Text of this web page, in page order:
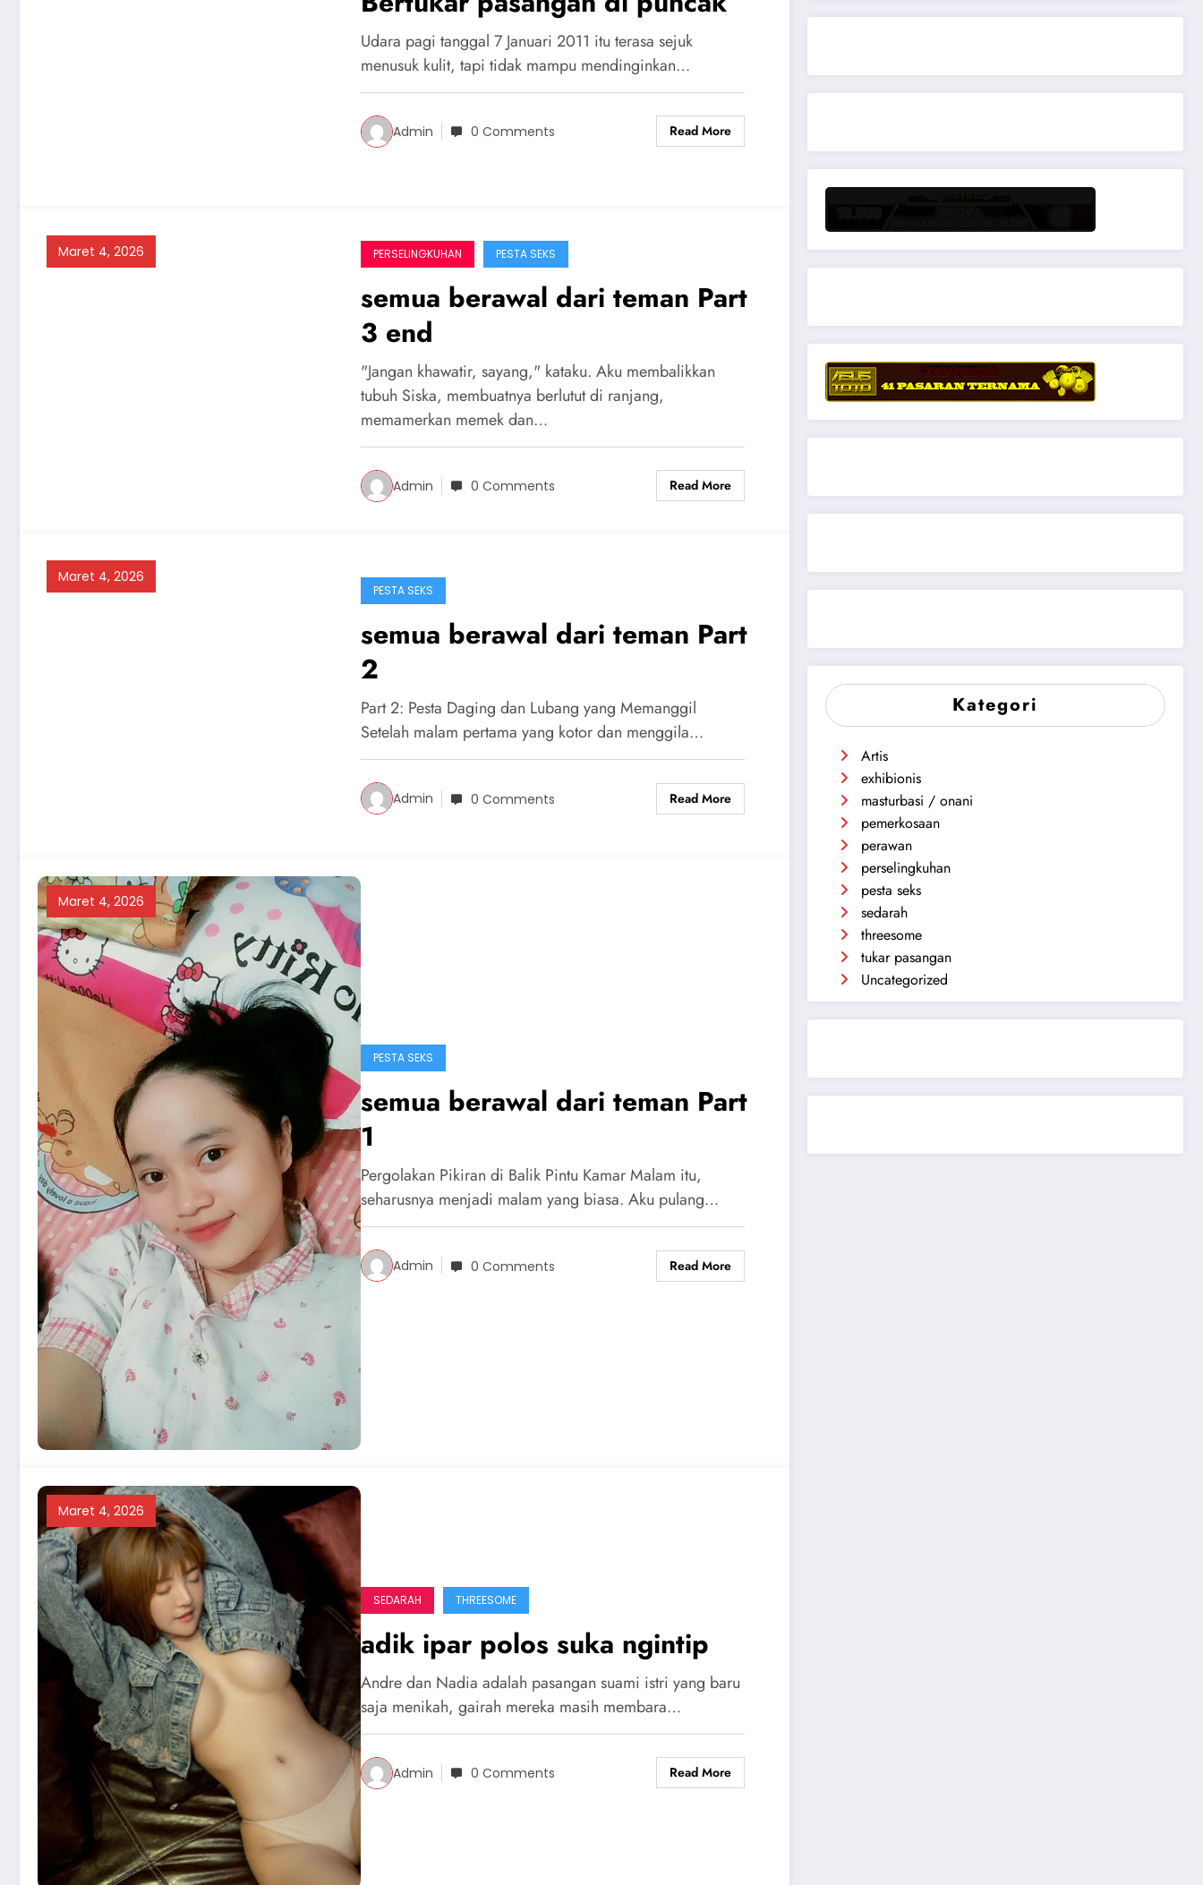
Udara pagi tanggal 7 Januari 2011 itu terasa sejuk
menusuk kulit, tapi tidak mampu mendinginkan…
Admin 0 Comments Read More
Maret 4, 2026 PERSELINGKUHAN PESTA SEKS
semua berawal dari teman Part
3 end
"Jangan khawatir, sayang," kataku. Aku membalikkan
tubuh Siska, membuatnya berlutut di ranjang,
memamerkan memek dan…
Admin 0 Comments Read More
Maret 4, 2026
PESTA SEKS
semua berawal dari teman Part
2
Part 2: Pesta Daging dan Lubang yang Memanggil
Setelah malam pertama yang kotor dan menggila…
Admin 0 Comments Read More
Maret 4, 2026
PESTA SEKS
semua berawal dari teman Part
1
Pergolakan Pikiran di Balik Pintu Kamar Malam itu,
seharusnya menjadi malam yang biasa. Aku pulang…
Admin 0 Comments Read More
Maret 4, 2026
SEDARAH THREESOME
adik ipar polos suka ngintip
Andre dan Nadia adalah pasangan suami istri yang baru
saja menikah, gairah mereka masih membara…
Admin 0 Comments Read More
Kategori
Artis
exhibionis
masturbasi / onani
pemerkosaan
perawan
perselingkuhan
pesta seks
sedarah
threesome
tukar pasangan
Uncategorized